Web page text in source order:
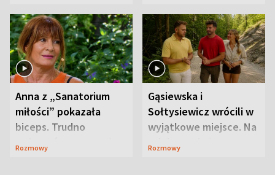
Anna z „Sanatorium
miłości” pokazała
biceps. Trudno
uwierzyć, co przeszła
Rozmowy
Gąsiewska i
Sołtysiewicz wrócili w
wyjątkowe miejsce. Na
szlaku czekał
Rozmowy